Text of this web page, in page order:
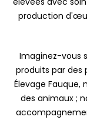
production
Imaginez-vous
produits par des
Élevage Fauque,
des animaux ;